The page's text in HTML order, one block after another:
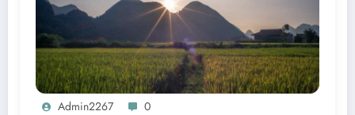
Admin2267 0